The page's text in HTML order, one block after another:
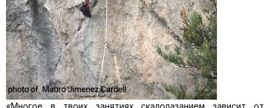
«Многое в твоих занятиях скалолазанием зависит от